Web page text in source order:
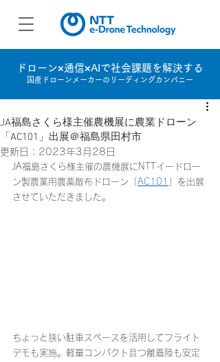
ドローン×通信×AIで社会課題を解決する
国産ドローンメーカーのリーディングカンパニー
JA福島さくら様主催農機展に農業ドローン
「AC101」出展＠福島県田村市
更新日： 2023年3月28日
JA福島さくら様主催の農機展にNTTイードロー
ン製農業用農薬散布ドローン「 AC101
」を出展
させていただきました。
ちょっと狭い駐車スペースを活用してフライト
デモも実施。軽量コンパクト且つ離着陸も安定